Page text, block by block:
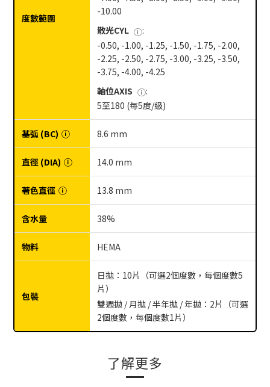
度數範圍
-10.00
散光CYL ⓘ:
-0.50, -1.00, -1.25, -1.50, -1.75, -2.00,
-2.25, -2.50, -2.75, -3.00, -3.25, -3.50,
-3.75, -4.00, -4.25
軸位AXIS ⓘ:
5至180 (每5度/級)
基弧 (BC) ⓘ 8.6 mm
直徑 (DIA) ⓘ 14.0 mm
著色直徑 ⓘ 13.8 mm
含水量 38%
物料 HEMA
包裝
日拋：10片（可選2個度數，每個度數5
片）
雙週拋 / 月拋 / 半年拋 / 年拋：2片（可選
2個度數，每個度數1片）
了解更多